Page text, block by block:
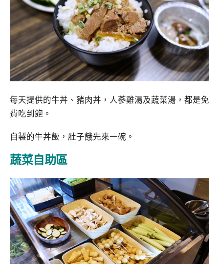
每天提供的牛丼、豬肉丼，人蔘雞湯及蔬菜湯，都是免
費吃到飽。
自製的牛丼飯，肚子餓先來一碗。
蔬菜自助區